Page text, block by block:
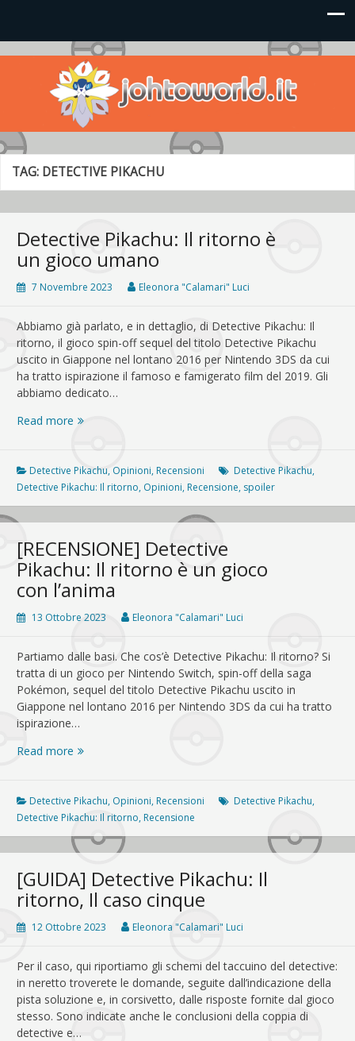
Johto World
Le novità più frizzanti dall'universo Pokémon e Nintendo
TAG: DETECTIVE PIKACHU
Detective Pikachu: Il ritorno è
un gioco umano
7 Novembre 2023 Eleonora "Calamari" Luci
Abbiamo già parlato, e in dettaglio, di Detective Pikachu: Il
ritorno, il gioco spin-off sequel del titolo Detective Pikachu
uscito in Giappone nel lontano 2016 per Nintendo 3DS da cui
ha tratto ispirazione il famoso e famigerato film del 2019. Gli
abbiamo dedicato…
Read more Detective
Il
ritorno
è
un
gioco
Detective Pikachu, Opinioni, Recensioni Detective Pikachu,
Detective Pikachu: Il ritorno, Opinioni, Recensione, spoiler
[RECENSIONE] Detective
Pikachu: Il ritorno è un gioco
con l’anima
13 Ottobre 2023 Eleonora "Calamari" Luci
Partiamo dalle basi. Che cos’è Detective Pikachu: Il ritorno? Si
tratta di un gioco per Nintendo Switch, spin-off della saga
Pokémon, sequel del titolo Detective Pikachu uscito in
Giappone nel lontano 2016 per Nintendo 3DS da cui ha tratto
ispirazione…
Read more [RECENSIONE]
Il
ritorno
è
un
con
l’anima
Detective Pikachu, Opinioni, Recensioni Detective Pikachu,
Detective Pikachu: Il ritorno, Recensione
[GUIDA] Detective Pikachu: Il
ritorno, Il caso cinque
12 Ottobre 2023 Eleonora "Calamari" Luci
Per il caso, qui riportiamo gli schemi del taccuino del detective:
in neretto troverete le domande, seguite dall’indicazione della
pista soluzione e, in corsivetto, dalle risposte fornite dal gioco
stesso. Sono indicate anche le conclusioni della coppia di
detective e…